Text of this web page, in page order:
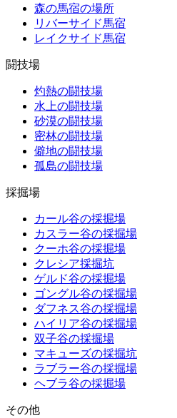
森の馬宿の場所
リバーサイド馬宿
レイクサイド馬宿
闘技場
灼熱の闘技場
水上の闘技場
砂漠の闘技場
密林の闘技場
僻地の闘技場
孤島の闘技場
採掘場
カール谷の採掘場
カスラー谷の採掘場
クーホ谷の採掘場
クレシア採掘坑
ゲルド谷の採掘場
ゴングル谷の採掘場
ダフネス谷の採掘場
ハイリア谷の採掘場
双子谷の採掘場
マキューズの採掘坑
ラブラー谷の採掘場
ヘブラ谷の採掘場
その他